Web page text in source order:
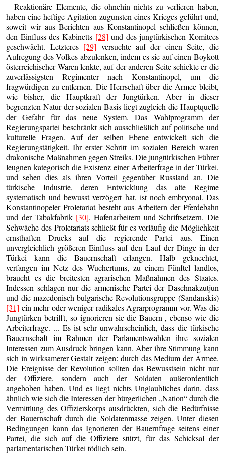
Reaktionäre Elemente, die ohnehin nichts zu verlieren haben,
haben eine heftige Agitation zugunsten eines Krieges geführt und,
soweit wir aus Berichten aus Konstantinopel schließen können,
den Einfluss des Kabinetts [28] und des jungtürkischen Komitees
geschwächt. Letzteres [29] versuchte auf der einen Seite, die
Aufregung des Volkes abzulenken, indem es sie auf einen Boykott
österreichischer Waren lenkte, auf der anderen Seite schickte er die
zuverlässigsten Regimenter nach Konstantinopel, um die
fragwürdigen zu entfernen. Die Herrschaft über die Armee bleibt,
wie bisher, die Hauptkraft der Jungtürken. Aber in dieser
begrenzten Natur der sozialen Basis liegt zugleich die Hauptquelle
der Gefahr für das neue System. Das Wahlprogramm der
Regierungspartei beschränkt sich ausschließlich auf politische und
kulturelle Fragen. Auf der selben Ebene entwickelt sich die
Regierungstätigkeit. Ihr erster Schritt im sozialen Bereich waren
drakonische Maßnahmen gegen Streiks. Die jungtürkischen Führer
leugnen kategorisch die Existenz einer Arbeiterfrage in der Türkei,
und sehen dies als ihren Vorteil gegenüber Russland an. Die
türkische Industrie, deren Entwicklung das alte Regime
systematisch und bewusst verzögert hat, ist noch embryonal. Das
Konstantinopeler Proletariat besteht aus Arbeitern der Pferdebahn
und der Tabakfabrik [30], Hafenarbeitern und Schriftsetzern. Die
Schwäche des Proletariats schließt für es vorläufig die Möglichkeit
ernsthaften Drucks auf die regierende Partei aus. Einen
unvergleichlich größeren Einfluss auf den Lauf der Dinge in der
Türkei kann die Bauernschaft erlangen. Halb geknechtet,
verfangen im Netz des Wuchertums, zu einem Fünftel landlos,
braucht es die breitesten agrarischen Maßnahmen des Staates.
Indessen schlagen nur die armenische Partei der Daschnakzutjun
und die mazedonisch-bulgarische Revolutionsgruppe (Sandanskis)
[31] ein mehr oder weniger radikales Agrarprogramm vor. Was die
Jungtürken betrifft, so ignorieren sie die Bauern-, ebenso wie die
Arbeiterfrage. ... Es ist sehr unwahrscheinlich, dass die türkische
Bauernschaft im Rahmen der Parlamentswahlen ihre sozialen
Interessen zum Ausdruck bringen kann. Aber ihre Stimmung kann
sich in wirksamerer Gestalt zeigen: durch das Medium der Armee.
Die Ereignisse der Revolution sollten das Bewusstsein nicht nur
der Offiziere, sondern auch der Soldaten außerordentlich
angehoben haben. Und es liegt nichts Unglaubliches darin, dass
ähnlich wie sich die Interessen der bürgerlichen „Nation“ durch die
Vermittlung des Offizierskorps ausdrückten, sich die Bedürfnisse
der Bauernschaft durch die Soldatenmasse zeigen. Unter diesen
Bedingungen kann das Ignorieren der Bauernfrage seitens einer
Partei, die sich auf die Offiziere stützt, für das Schicksal der
parlamentarischen Türkei tödlich sein.